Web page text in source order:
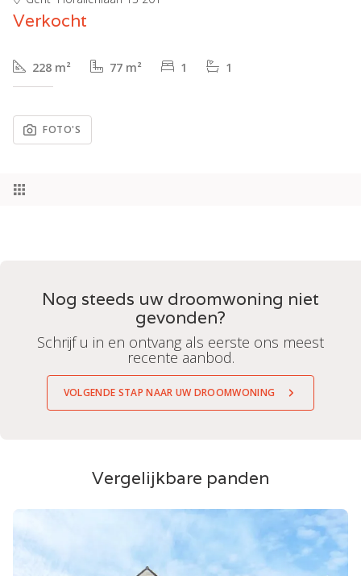
Verkocht
228 m² 77 m² 1 1
FOTO'S
Nog steeds uw droomwoning niet
gevonden?
Schrijf u in en ontvang als eerste ons meest
recente aanbod.
VOLGENDE STAP NAAR UW DROOMWONING
Vergelijkbare panden